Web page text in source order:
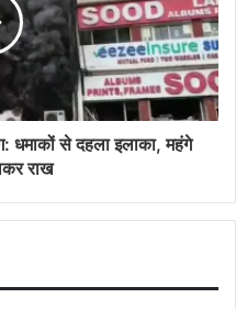
धमाकों से दहला इलाका, महंगे
राख